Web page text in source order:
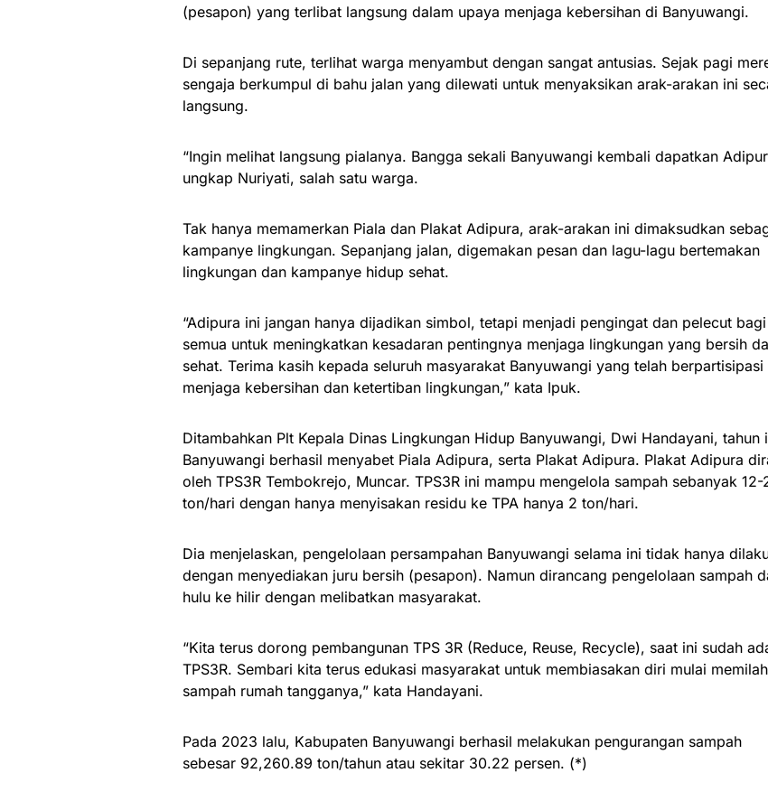
(pesapon) yang terlibat langsung dalam upaya menjaga kebersihan di Banyuwangi.
Di sepanjang rute, terlihat warga menyambut dengan sangat antusias. Sejak pagi
sengaja berkumpul di bahu jalan yang dilewati untuk menyaksikan arak-arakan ini
langsung.
“Ingin melihat langsung pialanya. Bangga sekali Banyuwangi kembali dapatkan
ungkap Nuriyati, salah satu warga.
Tak hanya memamerkan Piala dan Plakat Adipura, arak-arakan ini dimaksudkan
kampanye lingkungan. Sepanjang jalan, digemakan pesan dan lagu-lagu bertemakan
lingkungan dan kampanye hidup sehat.
“Adipura ini jangan hanya dijadikan simbol, tetapi menjadi pengingat dan pelecut
semua untuk meningkatkan kesadaran pentingnya menjaga lingkungan yang bersih
sehat. Terima kasih kepada seluruh masyarakat Banyuwangi yang telah berpartisipasi
menjaga kebersihan dan ketertiban lingkungan,” kata Ipuk.
Ditambahkan Plt Kepala Dinas Lingkungan Hidup Banyuwangi, Dwi Handayani, tahun
Banyuwangi berhasil menyabet Piala Adipura, serta Plakat Adipura. Plakat Adipura
oleh TPS3R Tembokrejo, Muncar. TPS3R ini mampu mengelola sampah sebanyak 12-
ton/hari dengan hanya menyisakan residu ke TPA hanya 2 ton/hari.
Dia menjelaskan, pengelolaan persampahan Banyuwangi selama ini tidak hanya
dengan menyediakan juru bersih (pesapon). Namun dirancang pengelolaan sampah
hulu ke hilir dengan melibatkan masyarakat.
“Kita terus dorong pembangunan TPS 3R (Reduce, Reuse, Recycle), saat ini sudah
TPS3R. Sembari kita terus edukasi masyarakat untuk membiasakan diri mulai memilah
sampah rumah tangganya,” kata Handayani.
Pada 2023 lalu, Kabupaten Banyuwangi berhasil melakukan pengurangan sampah
sebesar 92,260.89 ton/tahun atau sekitar 30.22 persen. (*)